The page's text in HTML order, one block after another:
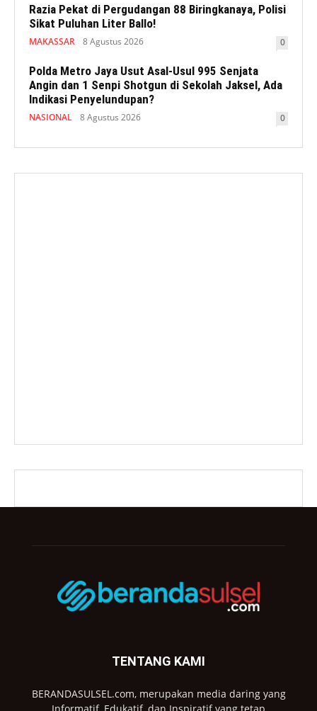
Razia Pekat di Pergudangan 88 Biringkanaya, Polisi
Sikat Puluhan Liter Ballo!
MAKASSAR 8 Agustus 2026 0
Polda Metro Jaya Usut Asal-Usul 995 Senjata
Angin dan 1 Senpi Shotgun di Sekolah Jaksel, Ada
Indikasi Penyelundupan?
NASIONAL 8 Agustus 2026 0
TENTANG KAMI
BERANDASULSEL.com, merupakan media daring yang